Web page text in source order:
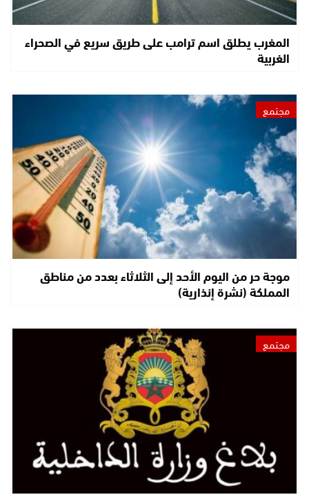
المغرب يطلق اسم ترامب على طريق سريع في الصحراء
الغربية
مجتمع
موجة حر من اليوم الأحد إلى الثلاثاء بعدد من مناطق
المملكة (نشرة إنذارية)
مجتمع